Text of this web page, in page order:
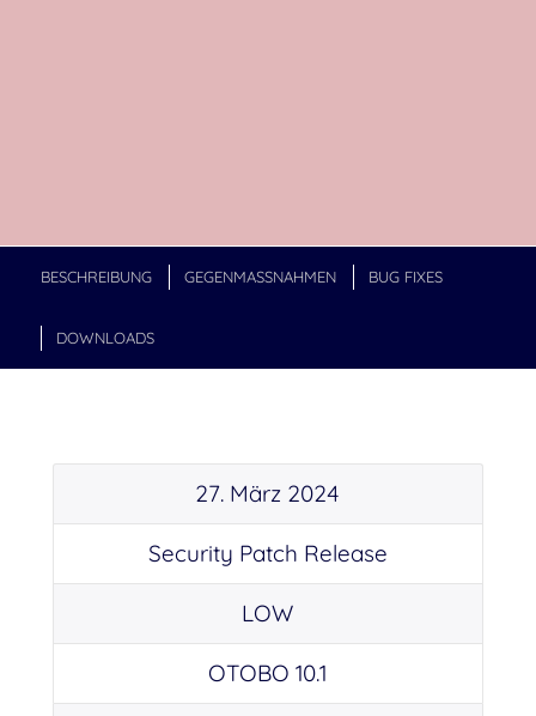
BESCHREIBUNG GEGENMASSNAHMEN BUG FIXES
DOWNLOADS
27. März 2024
Security Patch Release
LOW
OTOBO 10.1